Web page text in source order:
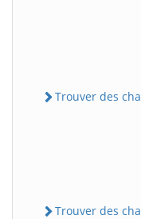
Trouver des
Trouver des